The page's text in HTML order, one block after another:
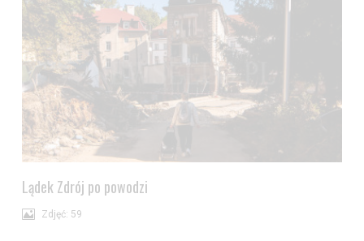
Lądek Zdrój po powodzi
Zdjęć: 59